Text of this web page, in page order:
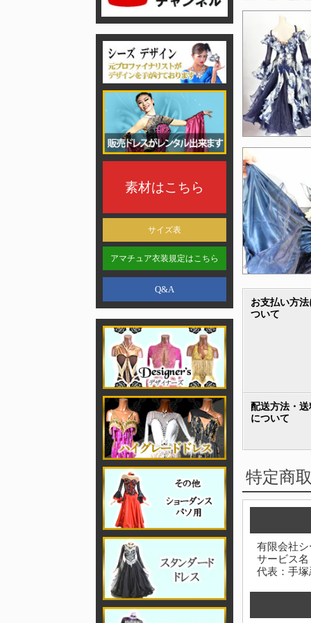
素材はこちら
サイズ表
アマチュア衣装規定はこちら
Q&A
お支払い方法
ついて
配送方法・送
について
特定商
有限会社シ
サービス
代表：手塚